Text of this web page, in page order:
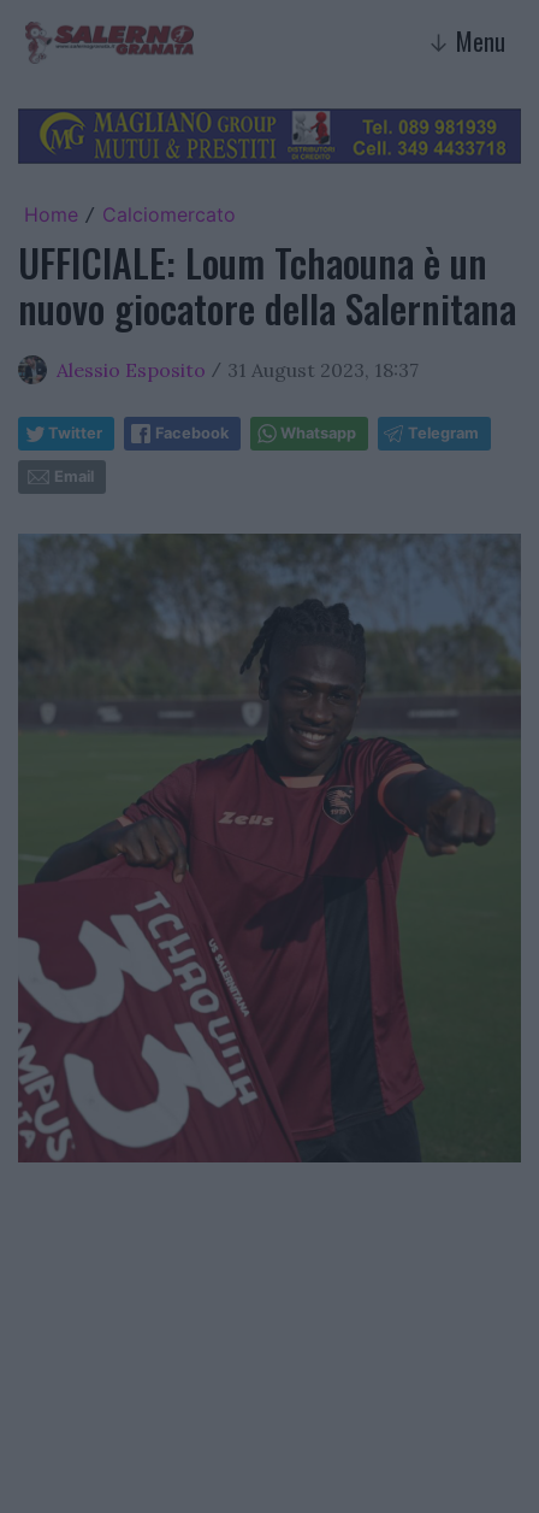
↓ Menu
Home / Calciomercato
UFFICIALE: Loum Tchaouna è un
nuovo giocatore della Salernitana
Alessio Esposito / 31 August 2023, 18:37
Twitter Facebook Whatsapp Telegram
Email